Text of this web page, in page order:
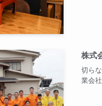
株式
切ら
業会社